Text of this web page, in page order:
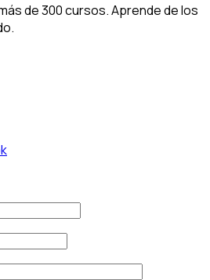
de 300 cursos. Aprende de los